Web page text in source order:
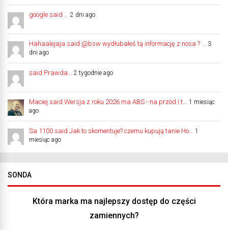
google said ... 2 dni ago
Hahaalejaja said @bsw wydłubałeś tą informację z nosa ? ...
3
dni ago
said Prawda... 2 tygodnie ago
Maciej said Wersja z roku 2026 ma ABS - na przód i t...
1 miesiąc
ago
Sa 1100 said Jak to skomentuje? czemu kupują tanie Ho...
1
miesiąc ago
SONDA
Która marka ma najlepszy dostęp do części
zamiennych?